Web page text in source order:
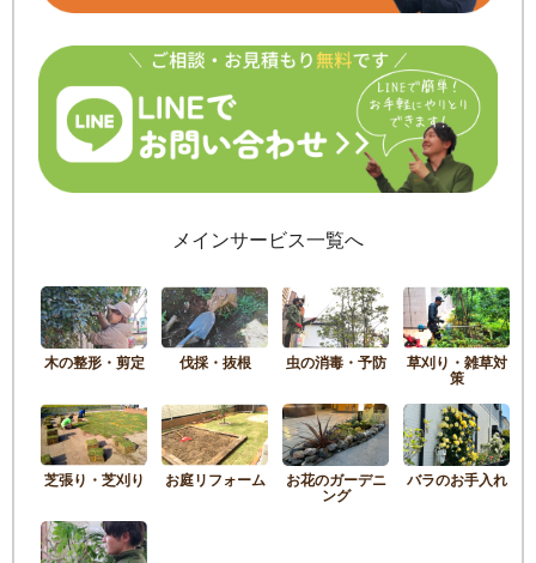
メインサービス一覧へ
木の整形・剪定 伐採・抜根 虫の消毒・予防 草刈り・雑草対
策
芝張り・芝刈り お庭リフォーム お花のガーデニ
ング
バラのお手入れ